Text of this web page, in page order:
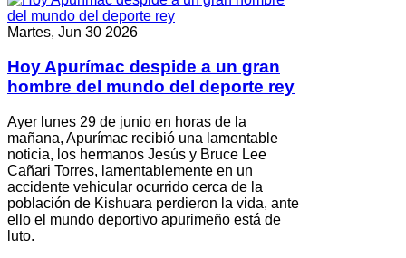
Martes, Jun 30 2026
Hoy Apurímac despide a un gran
hombre del mundo del deporte rey
Ayer lunes 29 de junio en horas de la
mañana, Apurímac recibió una lamentable
noticia, los hermanos Jesús y Bruce Lee
Cañari Torres, lamentablemente en un
accidente vehicular ocurrido cerca de la
población de Kishuara perdieron la vida, ante
ello el mundo deportivo apurimeño está de
luto.